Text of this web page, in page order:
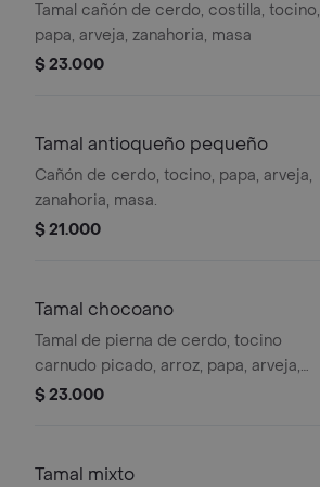
Tamal cañón de cerdo, costilla, tocino,
papa, arveja, zanahoria, masa
$ 23.000
Tamal antioqueño pequeño
Cañón de cerdo, tocino, papa, arveja,
zanahoria, masa.
$ 21.000
Tamal chocoano
Tamal de pierna de cerdo, tocino
carnudo picado, arroz, papa, arveja,
zanahoria, un toque de vinagre
$ 23.000
Tamal mixto